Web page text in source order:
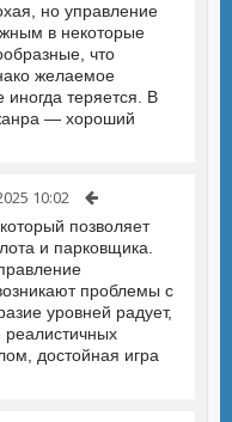
но управление
в некоторые
что
желаемое
теряется. В
— хороший
10:02
позволяет
и парковщика.
проблемы с
уровней радует,
реалистичных
достойная игра